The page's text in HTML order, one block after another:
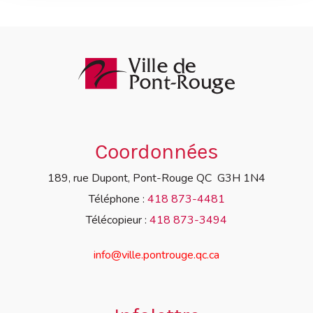
Coordonnées
189, rue Dupont, Pont-Rouge QC G3H 1N4
Téléphone : 418 873-4481
Télécopieur : 418 873-3494
info@ville.pontrouge.qc.ca